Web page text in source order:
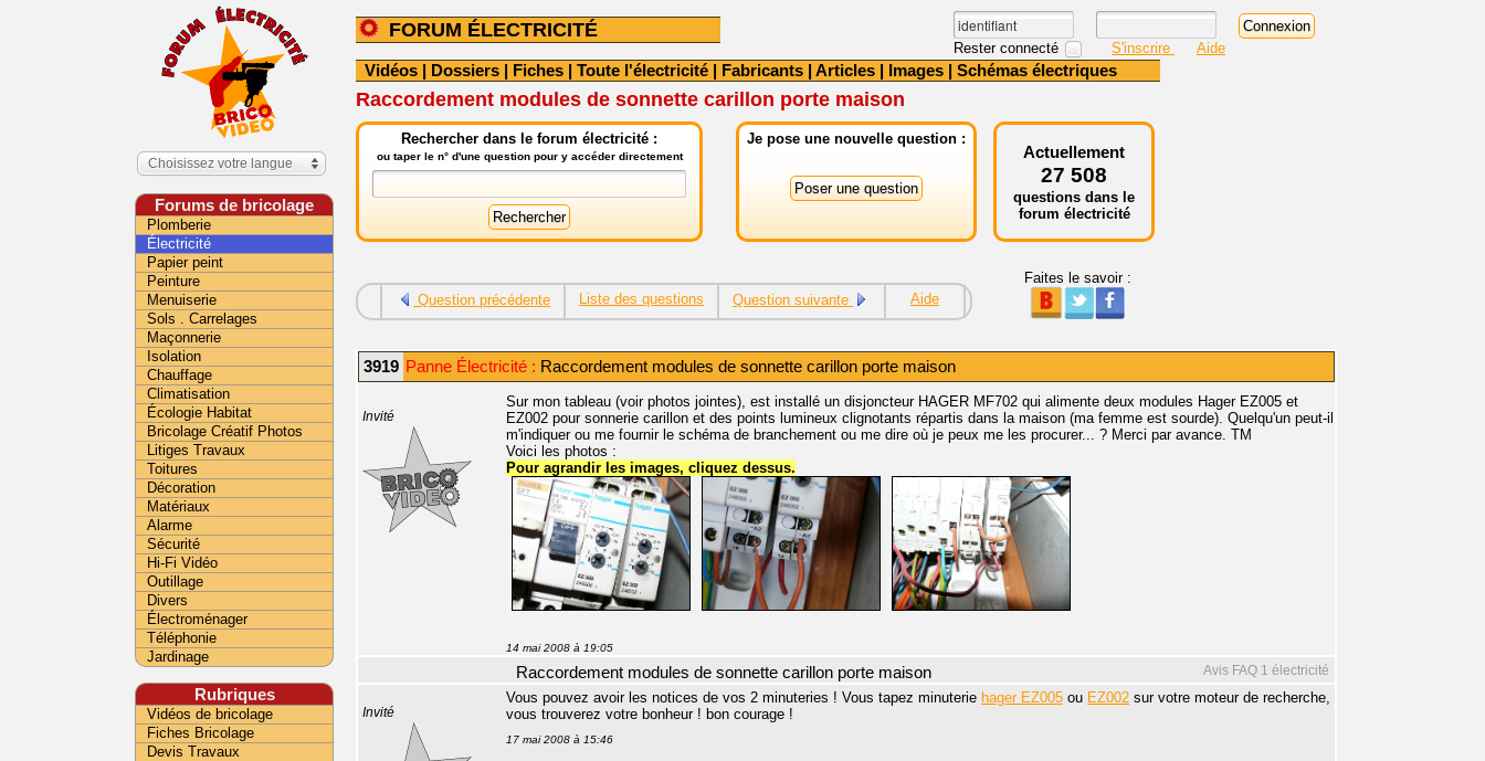
FORUM ÉLECTRICITÉ
Rester connecté S'inscrire Aide
Vidéos | Dossiers | Fiches | Toute l'électricité | Fabricants | Articles | Images | Schémas électriques
Raccordement modules de sonnette carillon porte maison
Rechercher dans le forum électricité :
ou taper le n° d'une question pour y accéder directement
Je pose une nouvelle question :
Actuellement
27 508
questions dans le
forum électricité
Question précédente Liste des questions Question suivante Aide
Faites le savoir :
3919 Panne Électricité : Raccordement modules de sonnette carillon porte maison
Invité
Sur mon tableau (voir photos jointes), est installé un disjoncteur HAGER MF702 qui alimente deux modules Hager EZ005 et
EZ002 pour sonnerie carillon et des points lumineux clignotants répartis dans la maison (ma femme est sourde). Quelqu'un peut-il
m'indiquer ou me fournir le schéma de branchement ou me dire où je peux me les procurer... ? Merci par avance. TM
Voici les photos :
Pour agrandir les images, cliquez dessus.
14 mai 2008 à 19:05
Avis FAQ 1 électricité
Raccordement modules de sonnette carillon porte maison
Invité
Vous pouvez avoir les notices de vos 2 minuteries ! Vous tapez minuterie hager EZ005 ou EZ002 sur votre moteur de recherche,
vous trouverez votre bonheur ! bon courage !
17 mai 2008 à 15:46
Choisissez votre langue
Forums de bricolage
Plomberie
Électricité
Papier peint
Peinture
Menuiserie
Sols . Carrelages
Maçonnerie
Isolation
Chauffage
Climatisation
Écologie Habitat
Bricolage Créatif Photos
Litiges Travaux
Toitures
Décoration
Matériaux
Alarme
Sécurité
Hi-Fi Vidéo
Outillage
Divers
Électroménager
Téléphonie
Jardinage
Rubriques
Vidéos de bricolage
Fiches Bricolage
Devis Travaux